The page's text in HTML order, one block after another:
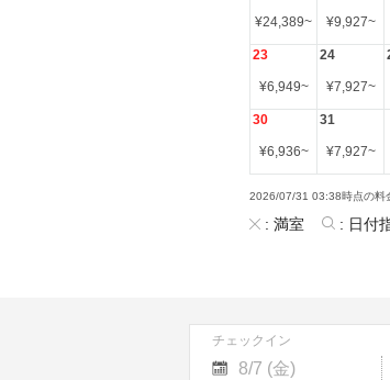
¥24,389~ ¥9,927~
23
¥6,949~
24
¥7,927~
30
¥6,936~
31
¥7,927~
2026/07/31 03:38時点の料
: 満室 : 日付
チェックイン